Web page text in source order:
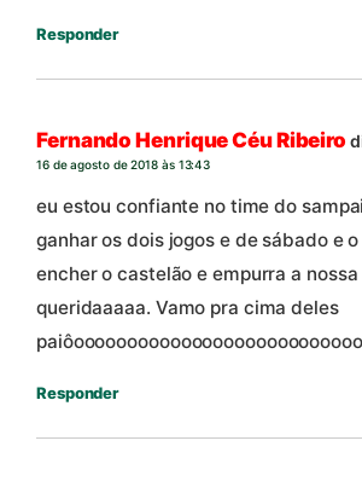
Responder
Fernando Henrique Céu Ribeiro
16 de agosto de 2018 às 13:43
eu estou confiante no time do
ganhar os dois jogos e de sábado e
encher o castelão e empurra a
queridaaaaa. Vamo pra cima deles
Responder